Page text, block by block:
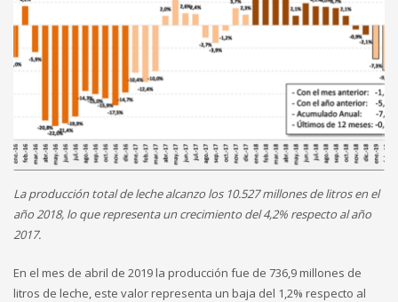
La producción total de leche alcanzo los 10.527 millones de litros en el
año 2018, lo que representa un crecimiento del 4,2% respecto al año
2017.
En el mes de abril de 2019 la producción fue de 736,9 millones de
litros de leche, este valor representa un baja del 1,2% respecto al